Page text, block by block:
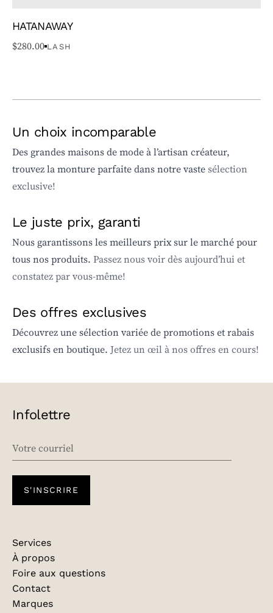
HATANAWAY
$280.00 LASH
TYPE DE VISAGE
Un choix incomparable
Des grandes maisons de mode à l’artisan créateur,
trouvez la monture parfaite dans notre vastesélection
exclusive!
Le juste prix, garanti
Nous garantissons les meilleurs prix sur le marché pour
tous nos produits. Passez nous voir dès aujourd’hui et
constatez par vous-même!
Des offres exclusives
Découvrez une sélection variée de promotions et rabais
exclusifs en boutique. Jetez un œil à nos offres en cours!
Infolettre
S'INSCRIRE
Services
À propos
Foire aux questions
Contact
Marques